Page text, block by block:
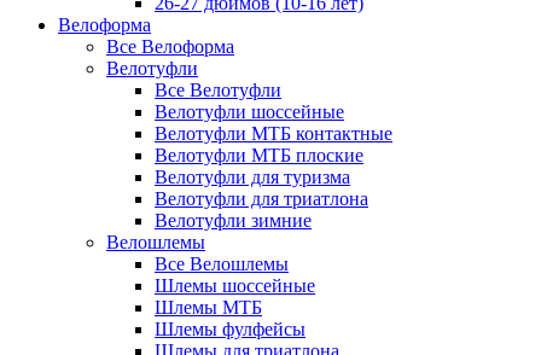
Велоформа
Все Велоформа
Велотуфли
Все Велотуфли
Велотуфли шоссейные
Велотуфли МТБ контактные
Велотуфли МТБ плоские
Велотуфли для туризма
Велотуфли для триатлона
Велотуфли зимние
Велошлемы
Все Велошлемы
Шлемы шоссейные
Шлемы МТБ
Шлемы фулфейсы
Шлемы для триатлона